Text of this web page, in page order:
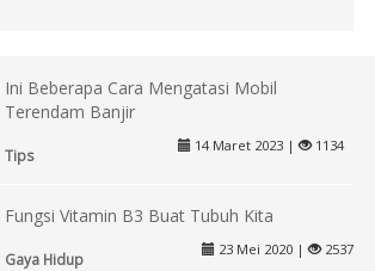
Ini Beberapa Cara Mengatasi Mobil
Terendam Banjir
Tips
14 Maret 2023 | 1134
Fungsi Vitamin B3 Buat Tubuh Kita
Gaya Hidup
23 Mei 2020 | 2537